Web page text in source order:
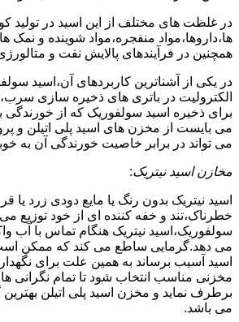
در غلظت های مختلف از این اسید در تولید
ها،داروها،مواد منفجره،مواد شوینده و نمک
همچنین در فرآیندهای پالایش نفت و
در یکی از آشناترین کاربردهای آن،اسید
الکترولیت در باتری های ذخیره سازی
برای ذخیره اسید سولفوریک که از خورندگی
می بایست از مخزن های اسید پلی اتیلن و
می تواند در برابر خاصیت خورندگی آن به
مخازن اسید نیتریک:
اسید نیتریک بدون رنگ یا مایع دودی زرد یا
خطرناک،تند و خفه کننده ای از خود توزیع
سولفوریک،اسید نیتریک هنگام تماس با آب
می دهد.گرمایی ساطع می کند که ممکن
اسید آسیب برساند به همین علت برای
مخزنی مناسب انتخاب شود تا تمام نگرانی
برطرف نماید و مخزن اسید پلی اتیلن بهترین
می باشد.